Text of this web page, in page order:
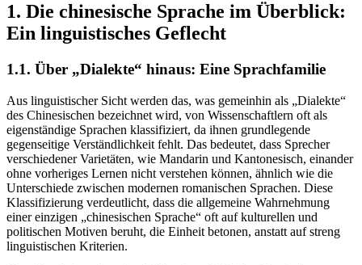
1. Die chinesische Sprache im Überblick:
Ein linguistisches Geflecht
1.1. Über „Dialekte“ hinaus: Eine Sprachfamilie
Aus linguistischer Sicht werden das, was gemeinhin als „Dialekte“
des Chinesischen bezeichnet wird, von Wissenschaftlern oft als
eigenständige Sprachen klassifiziert, da ihnen grundlegende
gegenseitige Verständlichkeit fehlt. Das bedeutet, dass Sprecher
verschiedener Varietäten, wie Mandarin und Kantonesisch, einander
ohne vorheriges Lernen nicht verstehen können, ähnlich wie die
Unterschiede zwischen modernen romanischen Sprachen. Diese
Klassifizierung verdeutlicht, dass die allgemeine Wahrnehmung
einer einzigen „chinesischen Sprache“ oft auf kulturellen und
politischen Motiven beruht, die Einheit betonen, anstatt auf streng
linguistischen Kriterien.